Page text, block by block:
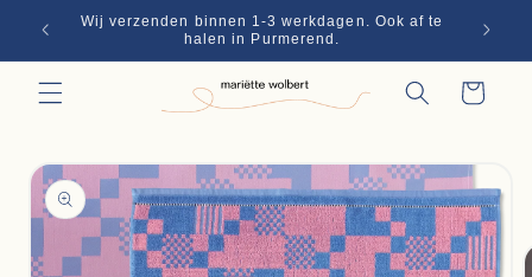
Skip to
content
Wij verzenden binnen 1-3 werkdagen. Ook af te
halen in Purmerend.
Winkelwagen
Skip to
product
information